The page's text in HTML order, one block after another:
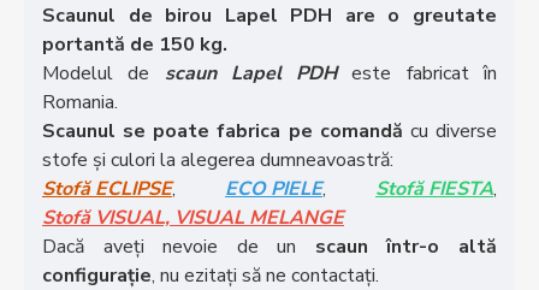
Scaunul de birou Lapel PDH are o greutate
portantă de 150 kg.
Modelul de scaun Lapel PDHeste fabricat în
Romania.
Scaunul se poate fabrica pe comandă cu diverse
stofe și culori la alegerea dumneavoastră:
Stofă ECLIPSE, ECO PIELE, Stofă FIESTA,
Stofă VISUAL, VISUAL MELANGE
Dacă aveți nevoie de un scaun într-o altă
configurație, nu ezitați să ne contactați.